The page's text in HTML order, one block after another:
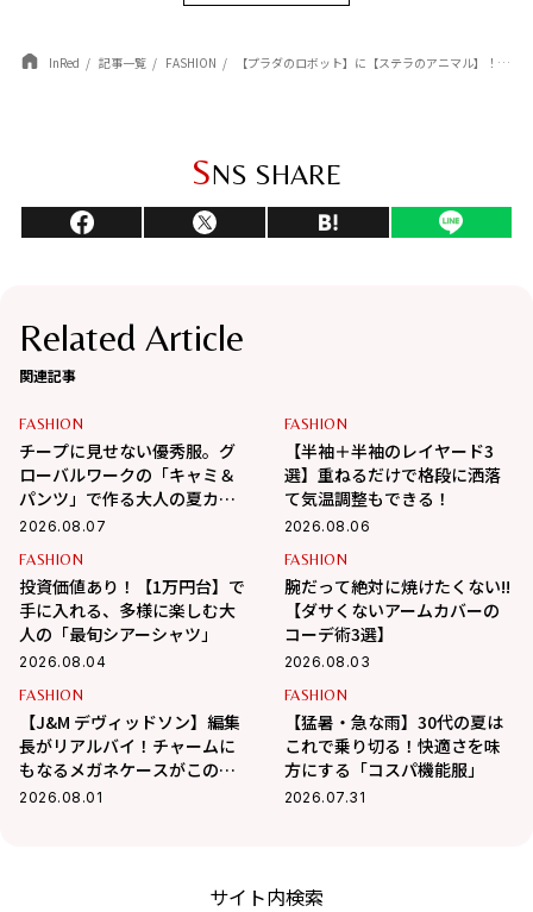
InRed 記事一覧 FASHION 【プラダのロボット】に【ステラのアニマル】！ ポップなビジュアルに思わず笑顔♡
SNS SHARE
Related Article
関連記事
FASHION
チープに見せない優秀服。グ
ローバルワークの「キャミ＆
パンツ」で作る大人の夏カジ
ュアル
2026.08.07
FASHION
【半袖＋半袖のレイヤード3
選】重ねるだけで格段に洒落
て気温調整もできる！
2026.08.06
FASHION
投資価値あり！【1万円台】で
手に入れる、多様に楽しむ大
人の「最旬シアーシャツ」
2026.08.04
FASHION
腕だって絶対に焼けたくない!!
【ダサくないアームカバーの
コーデ術3選】
2026.08.03
FASHION
【J&M デヴィッドソン】編集
長がリアルバイ！チャームに
もなるメガネケースがこの夏
大活躍の予感
2026.08.01
FASHION
【猛暑・急な雨】30代の夏は
これで乗り切る！快適さを味
方にする「コスパ機能服」
2026.07.31
サイト内検索